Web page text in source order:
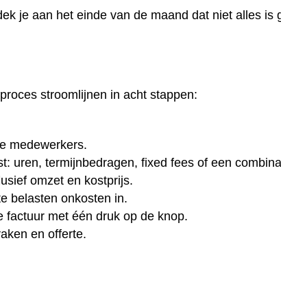
je aan het einde van de maand dat niet alles is
stroomlijnen in acht stappen:
medewerkers.
uren, termijnbedragen, fixed fees of een
omzet en kostprijs.
belasten onkosten in.
factuur met één druk op de knop.
en offerte.